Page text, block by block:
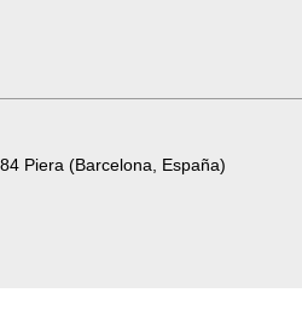
Piera (Barcelona, España)